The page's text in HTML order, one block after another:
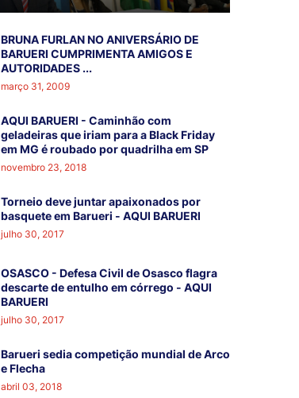
BRUNA FURLAN NO ANIVERSÁRIO DE
BARUERI CUMPRIMENTA AMIGOS E
AUTORIDADES ...
março 31, 2009
AQUI BARUERI - Caminhão com
geladeiras que iriam para a Black Friday
em MG é roubado por quadrilha em SP
novembro 23, 2018
Torneio deve juntar apaixonados por
basquete em Barueri - AQUI BARUERI
julho 30, 2017
OSASCO - Defesa Civil de Osasco flagra
descarte de entulho em córrego - AQUI
BARUERI
julho 30, 2017
Barueri sedia competição mundial de Arco
e Flecha
abril 03, 2018